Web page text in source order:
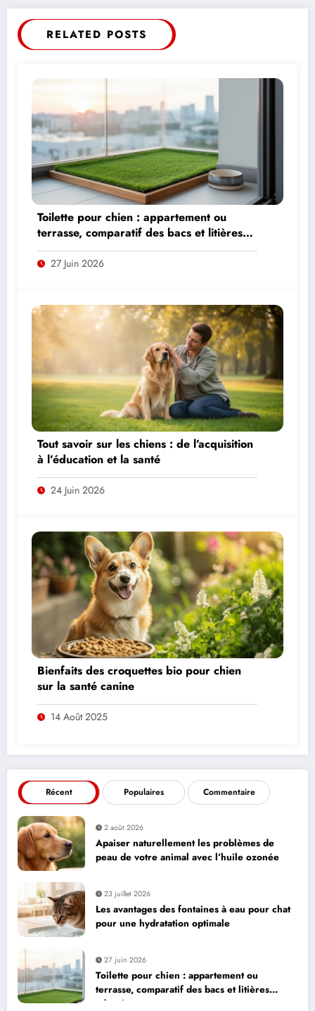
RELATED POSTS
Toilette pour chien : appartement ou
terrasse, comparatif des bacs et litières
adaptés
27 Juin 2026
Tout savoir sur les chiens : de l’acquisition
à l’éducation et la santé
24 Juin 2026
Bienfaits des croquettes bio pour chien
sur la santé canine
14 Août 2025
Récent Populaires Commentaire
2 août 2026
Apaiser naturellement les problèmes de
peau de votre animal avec l’huile ozonée
23 juillet 2026
Les avantages des fontaines à eau pour chat
pour une hydratation optimale
27 juin 2026
Toilette pour chien : appartement ou
terrasse, comparatif des bacs et litières
adaptés